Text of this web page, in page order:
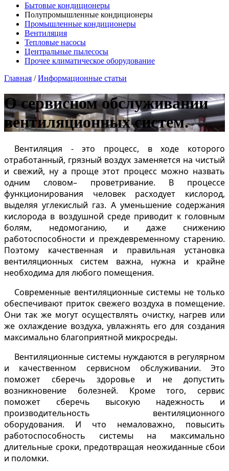
Бытовые кондиционеры
Полупромышленные кондиционеры
Промышленные кондиционеры
Вентиляция
Тепловые насосы
Центральные пылесосы
Прочее климатическое оборудование
Главная /Информационные статьи
О сервисном обслуживании
вентиляционных систем.
Вентиляция - это процесс, в ходе которого
отработанный, грязный воздух заменяется на чистый
и свежий, ну а проще этот процесс можно назвать
одним словом– проветривание. В процессе
функционирования человек расходует кислород,
выделяя углекислый газ. А уменьшение содержания
кислорода в воздушной среде приводит к головным
болям, недомоганию, и даже снижению
работоспособности и преждевременному старению.
Поэтому качественная и правильная установка
вентиляционных систем важна, нужна и крайне
необходима для любого помещения.
Современные вентиляционные системы не только
обеспечивают приток свежего воздуха в помещение.
Они так же могут осуществлять очистку, нагрев или
же охлаждение воздуха, увлажнять его для создания
максимально благоприятной микросреды.
Вентиляционные системы нуждаются в регулярном
и качественном сервисном обслуживании. Это
поможет сберечь здоровье и не допустить
возникновение болезней. Кроме того, сервис
поможет сберечь высокую надежность и
производительность вентиляционного
оборудования. И что немаловажно, повысить
работоспособность системы на максимально
длительные сроки, предотвращая неожиданные сбои
и поломки.